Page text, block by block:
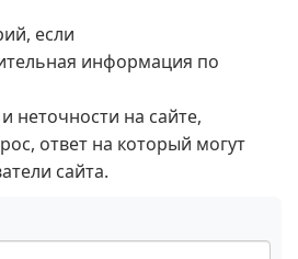
если
информация по
неточности на сайте,
ответ на который могут
сайта.